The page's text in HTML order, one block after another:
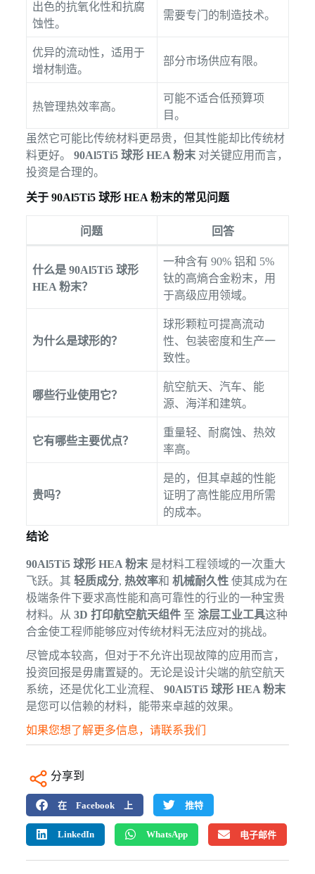
出色的抗氧化性和抗腐
蚀性。
需要专门的制造技术。
优异的流动性，适用于
增材制造。
部分市场供应有限。
热管理热效率高。
可能不适合低预算项
目。
虽然它可能比传统材料更昂贵，但其性能却比传统材
料更好。 90Al5Ti5 球形 HEA 粉末对关键应用而言，
投资是合理的。
关于 90Al5Ti5 球形 HEA 粉末的常见问题
问题 回答
什么是 90Al5Ti5 球形
HEA 粉末？
一种含有 90% 铝和 5%
钛的高熵合金粉末，用
于高级应用领域。
为什么是球形的？
球形颗粒可提高流动
性、包装密度和生产一
致性。
哪些行业使用它？
航空航天、汽车、能
源、海洋和建筑。
它有哪些主要优点？
重量轻、耐腐蚀、热效
率高。
贵吗？
是的，但其卓越的性能
证明了高性能应用所需
的成本。
结论
90Al5Ti5 球形 HEA 粉末是材料工程领域的一次重大
飞跃。其 轻质成分, 热效率和 机械耐久性使其成为在
极端条件下要求高性能和高可靠性的行业的一种宝贵
材料。从 3D 打印航空航天组件至 涂层工业工具这种
合金使工程师能够应对传统材料无法应对的挑战。
尽管成本较高，但对于不允许出现故障的应用而言，
投资回报是毋庸置疑的。无论是设计尖端的航空航天
系统，还是优化工业流程、 90Al5Ti5 球形 HEA 粉末
是您可以信赖的材料，能带来卓越的效果。
如果您想了解更多信息，请联系我们
分享到
在 Facebook 上 推特
LinkedIn WhatsApp 电子邮件